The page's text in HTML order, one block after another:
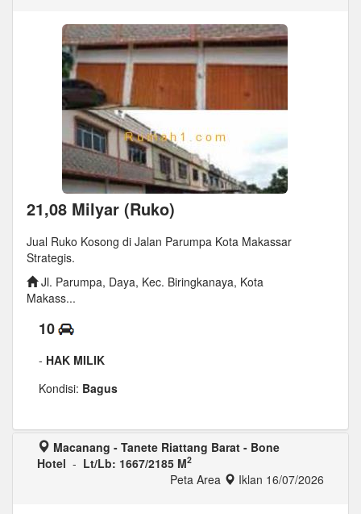
21,08 Milyar (Ruko)
Jual Ruko Kosong di Jalan Parumpa Kota Makassar
Strategis.
Jl. Parumpa, Daya, Kec. Biringkanaya, Kota
Makass...
10
- HAK MILIK
Kondisi: Bagus
Macanang - Tanete Riattang Barat - Bone
Hotel - Lt/Lb: 1667/2185 M2
Peta Area Iklan 16/07/2026